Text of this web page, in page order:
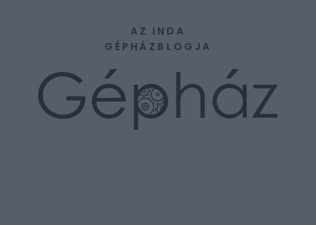
AZ INDA
GÉPHÁZBLOGJA